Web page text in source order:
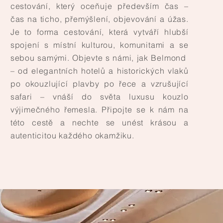
značky přicházejí s inovativními produkty,
pohltí a umožní jim objevovat nová místa
neustálého vybalování. Orient-Express se
cestovatelských snů a my můžeme
našich klientů nejen splňuje, ale
Express La Dolce Vita / Eastern & Oriental
byBelmond
cestování, který oceňuje především čas –
čas na ticho, přemýšlení, objevování a úžas.
Je to forma cestování, která vytváří hlubší
spojení s místní kulturou, komunitami a se
sebou samými. Objevte s námi, jak Belmond
– od elegantních hotelů a historických vlaků
po okouzlující plavby po řece a vzrušující
safari – vnáší do světa luxusu kouzlo
výjimečného řemesla. Připojte se k nám na
této cestě a nechte se unést krásou a
autenticitou každého okamžiku.